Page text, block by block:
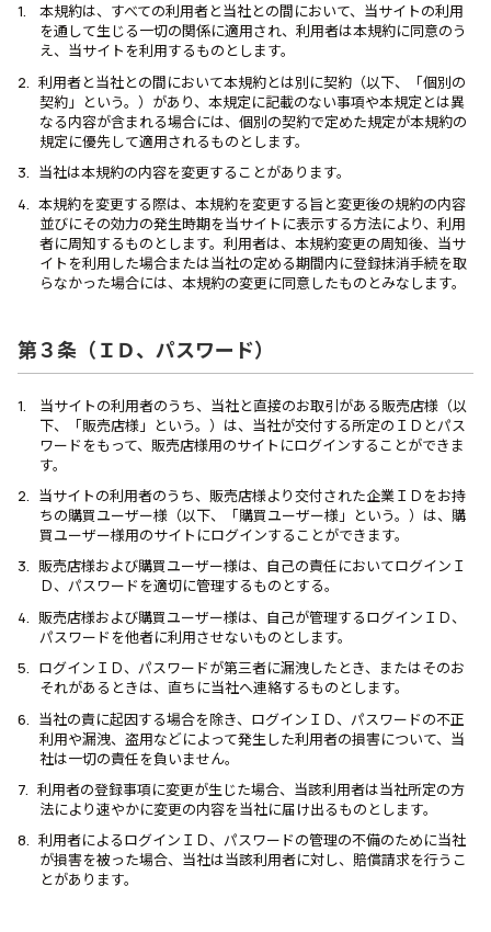
本規約は、すべての利用者と当社との間において、当サイトの利用
を通して生じる一切の関係に適用され、利用者は本規約に同意のう
え、当サイトを利用するものとします。
利用者と当社との間において本規約とは別に契約（以下、「個別の
契約」という。）があり、本規定に記載のない事項や本規定とは異
なる内容が含まれる場合には、個別の契約で定めた規定が本規約の
規定に優先して適用されるものとします。
当社は本規約の内容を変更することがあります。
本規約を変更する際は、本規約を変更する旨と変更後の規約の内容
並びにその効力の発生時期を当サイトに表示する方法により、利用
者に周知するものとします。利用者は、本規約変更の周知後、当サ
イトを利用した場合または当社の定める期間内に登録抹消手続を取
らなかった場合には、本規約の変更に同意したものとみなします。
第３条（ＩＤ、パスワード）
当サイトの利用者のうち、当社と直接のお取引がある販売店様（以
下、「販売店様」という。）は、当社が交付する所定のＩＤとパス
ワードをもって、販売店様用のサイトにログインすることができま
す。
当サイトの利用者のうち、販売店様より交付された企業ＩＤをお持
ちの購買ユーザー様（以下、「購買ユーザー様」という。）は、購
買ユーザー様用のサイトにログインすることができます。
販売店様および購買ユーザー様は、自己の責任においてログインＩ
Ｄ、パスワードを適切に管理するものとする。
販売店様および購買ユーザー様は、自己が管理するログインＩＤ、
パスワードを他者に利用させないものとします。
ログインＩＤ、パスワードが第三者に漏洩したとき、またはそのお
それがあるときは、直ちに当社へ連絡するものとします。
当社の責に起因する場合を除き、ログインＩＤ、パスワードの不正
利用や漏洩、盗用などによって発生した利用者の損害について、当
社は一切の責任を負いません。
利用者の登録事項に変更が生じた場合、当該利用者は当社所定の方
法により速やかに変更の内容を当社に届け出るものとします。
利用者によるログインＩＤ、パスワードの管理の不備のために当社
が損害を被った場合、当社は当該利用者に対し、賠償請求を行うこ
とがあります。